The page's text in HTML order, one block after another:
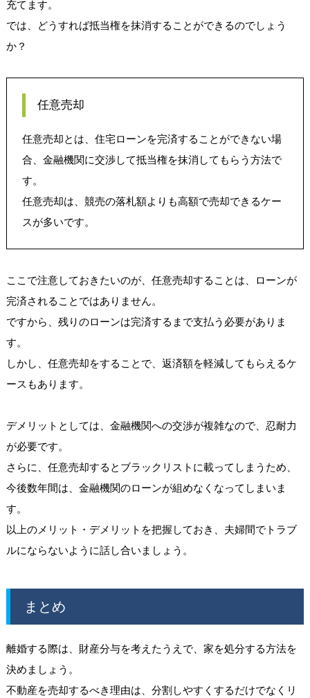
充てます。
では、どうすれば抵当権を抹消することができるのでしょう
か？
任意売却
任意売却とは、住宅ローンを完済することができない場
合、金融機関に交渉して抵当権を抹消してもらう方法で
す。
任意売却は、競売の落札額よりも高額で売却できるケー
スが多いです。
ここで注意しておきたいのが、任意売却することは、ローンが
完済されることではありません。
ですから、残りのローンは完済するまで支払う必要がありま
す。
しかし、任意売却をすることで、返済額を軽減してもらえるケ
ースもあります。
デメリットとしては、金融機関への交渉が複雑なので、忍耐力
が必要です。
さらに、任意売却するとブラックリストに載ってしまうため、
今後数年間は、金融機関のローンが組めなくなってしまいま
す。
以上のメリット・デメリットを把握しておき、夫婦間でトラブ
ルにならないように話し合いましょう。
まとめ
離婚する際は、財産分与を考えたうえで、家を処分する方法を
決めましょう。
不動産を売却するべき理由は、分割しやすくするだけでなくリ